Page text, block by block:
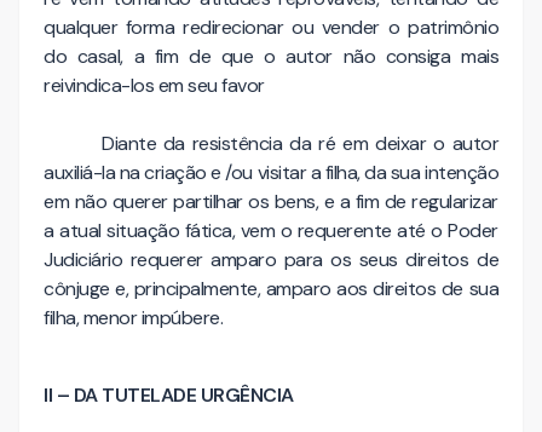
qualquer forma redirecionar ou vender o patrimônio
do casal, a fim de que o autor não consiga mais
reivindica-los em seu favor
Diante da resistência da ré em deixar o autor
auxiliá-la na criação e /ou visitar a filha, da sua intenção
em não querer partilhar os bens, e a fim de regularizar
a atual situação fática, vem o requerente até o Poder
Judiciário requerer amparo para os seus direitos de
cônjuge e, principalmente, amparo aos direitos de sua
filha, menor impúbere.
II – DA TUTELADE URGÊNCIA